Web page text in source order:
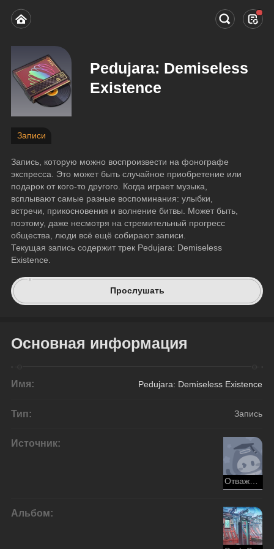
Pedujara: Demiseless
Existence
Записи
Запись, которую можно воспроизвести на фонографе
экспресса. Это может быть случайное приобретение или
подарок от кого-то другого. Когда играет музыка,
всплывают самые разные воспоминания: улыбки,
встречи, прикосновения и волнение битвы. Может быть,
поэтому, даже несмотря на стремительный прогресс
общества, люди всё ещё собирают записи.
Текущая запись содержит трек Pedujara: Demiseless
Existence.
Прослушать
Основная информация
Имя: Pedujara: Demiseless Existence
Тип: Запись
Источник:
Отважный дракон в безбрежном океане
Альбом: